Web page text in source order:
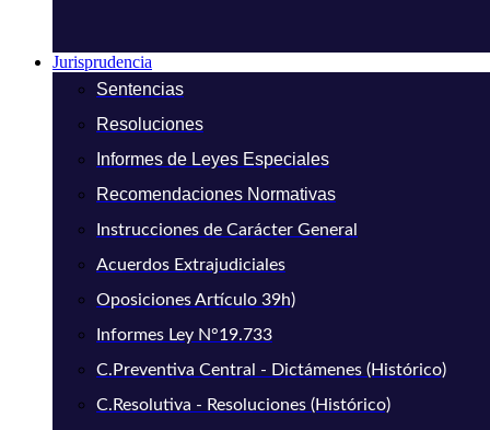
Jurisprudencia
Sentencias
Resoluciones
Informes de Leyes Especiales
Recomendaciones Normativas
Instrucciones de Carácter General
Acuerdos Extrajudiciales
Oposiciones Artículo 39h)
Informes Ley N°19.733
C.Preventiva Central - Dictámenes (Histórico)
C.Resolutiva - Resoluciones (Histórico)